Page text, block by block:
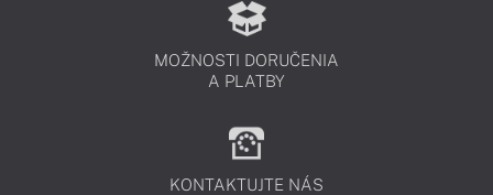
MOŽNOSTI DORUČENIA
A PLATBY
KONTAKTUJTE NÁS